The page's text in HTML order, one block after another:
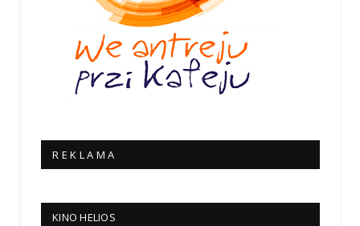
R E K L A M A
KINO HELIOS